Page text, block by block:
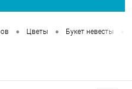
• Цветы • Букет невесты